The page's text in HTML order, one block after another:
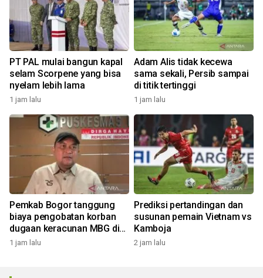
PT PAL mulai bangun kapal
selam Scorpene yang bisa
nyelam lebih lama
1 jam lalu
Adam Alis tidak kecewa
sama sekali, Persib sampai
di titik tertinggi
1 jam lalu
Pemkab Bogor tanggung
biaya pengobatan korban
dugaan keracunan MBG di
Dramaga
1 jam lalu
Prediksi pertandingan dan
susunan pemain Vietnam vs
Kamboja
2 jam lalu